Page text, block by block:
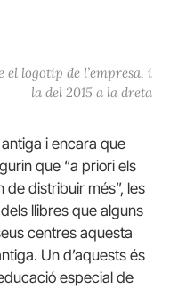
el logotip de l’empresa, i
la del 2015 a la dreta
i encara que
que “a priori els
de distribuir més”, les
llibres que alguns
centres aquesta
Un d’aquests és
especial de